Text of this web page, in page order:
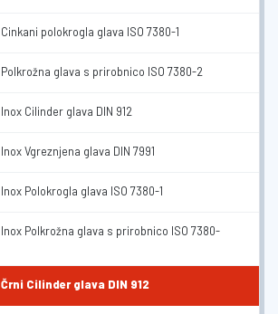
Cinkani polokrogla glava ISO 7380-1
Polkrožna glava s prirobnico ISO 7380-2
Inox Cilinder glava DIN 912
Inox Vgreznjena glava DIN 7991
Inox Polokrogla glava ISO 7380-1
Inox Polkrožna glava s prirobnico ISO 7380-
Črni Cilinder glava DIN 912